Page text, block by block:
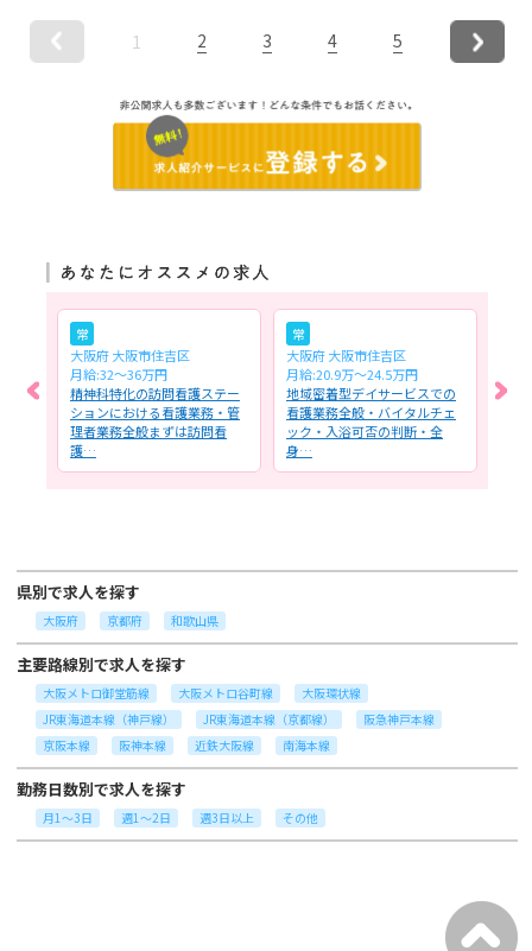
1 2 3 4 5
常
大阪府 大阪市住吉区
月給:32～36万円
精神科特化の訪問看護ステー
ションにおける看護業務・管
理者業務全般まずは訪問看
護…
常
大阪府 大阪市住吉区
月給:20.9万～24.5万円
地域密着型デイサービスでの
看護業務全般・バイタルチェ
ック・入浴可否の判断・全
身…
訪問
県別で求人を探す
大阪府 京都府 和歌山県
主要路線別で求人を探す
大阪メトロ御堂筋線 大阪メトロ谷町線
大阪環状線
JR東海道本線（神戸線）
JR東海道本線（京都線）
阪急神戸本線
京阪本線
阪神本線 近鉄大阪線 南海本線
勤務日数別で求人を探す
月1～3日 週1～2日 週3日以上 その他